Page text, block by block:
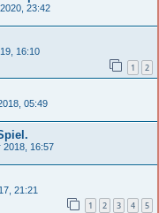
23:42
16:10
1 2
05:49
2018, 16:57
21:21
1 2 3 4 5